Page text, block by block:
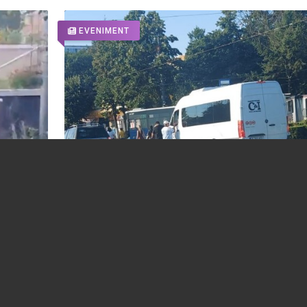
EVENIMENT